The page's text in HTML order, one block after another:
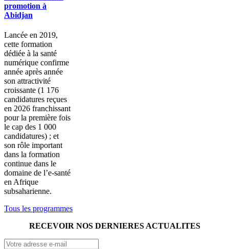
promotion à
Abidjan
Lancée en 2019,
cette formation
dédiée à la santé
numérique confirme
année après année
son attractivité
croissante (1 176
candidatures reçues
en 2026 franchissant
pour la première fois
le cap des 1 000
candidatures) ; et
son rôle important
dans la formation
continue dans le
domaine de l’e-santé
en Afrique
subsaharienne.
Tous les programmes
RECEVOIR NOS DERNIERES ACTUALITES